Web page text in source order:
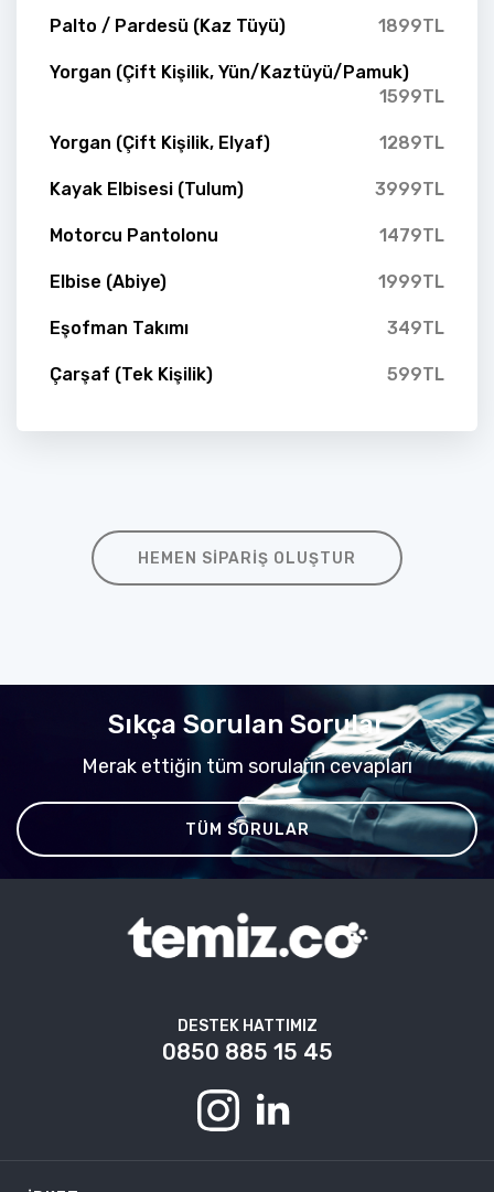
Palto / Pardesü (Kaz Tüyü) 1899TL
Yorgan (Çift Kişilik, Yün/Kaztüyü/Pamuk)
1599TL
Yorgan (Çift Kişilik, Elyaf) 1289TL
Kayak Elbisesi (Tulum) 3999TL
Motorcu Pantolonu 1479TL
Elbise (Abiye) 1999TL
Eşofman Takımı 349TL
Çarşaf (Tek Kişilik) 599TL
HEMEN SIPARIŞ OLUŞTUR
Sıkça Sorulan Sorular
Merak ettiğin tüm soruların cevapları
TÜM SORULAR
DESTEK HATTIMIZ
0850 885 15 45